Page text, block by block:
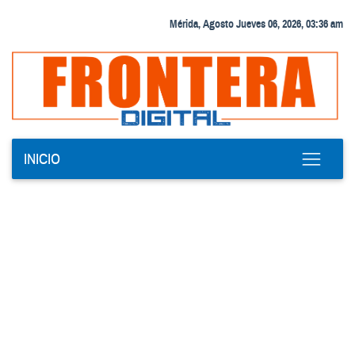
Mérida, Agosto Jueves 06, 2026, 03:36 am
INICIO